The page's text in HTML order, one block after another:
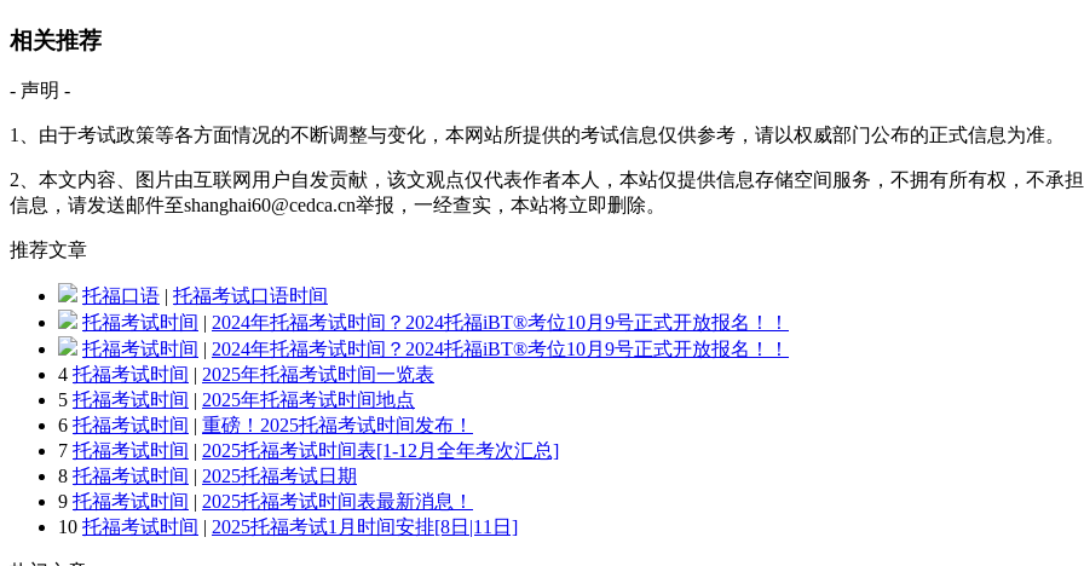
相关推荐
- 声明 -
1、由于考试政策等各方面情况的不断调整与变化，本网站所提供的考试信息仅供参考，请以权威部门公布的正式信息为准。
2、本文内容、图片由互联网用户自发贡献，该文观点仅代表作者本人，本站仅提供信息存储空间服务，不拥有所有权，不承
信息，请发送邮件至shanghai60@cedca.cn举报，一经查实，本站将立即删除。
推荐文章
托福口语 | 托福考试口语时间
托福考试时间 | 2024年托福考试时间？2024托福iBT®考位10月9号正式开放报名！！
托福考试时间 | 2024年托福考试时间？2024托福iBT®考位10月9号正式开放报名！！
4 托福考试时间 | 2025年托福考试时间一览表
5 托福考试时间 | 2025年托福考试时间地点
6 托福考试时间 | 重磅！2025托福考试时间发布！
7 托福考试时间 | 2025托福考试时间表[1-12月全年考次汇总]
8 托福考试时间 | 2025托福考试日期
9 托福考试时间 | 2025托福考试时间表最新消息！
10 托福考试时间 | 2025托福考试1月时间安排[8日|11日]